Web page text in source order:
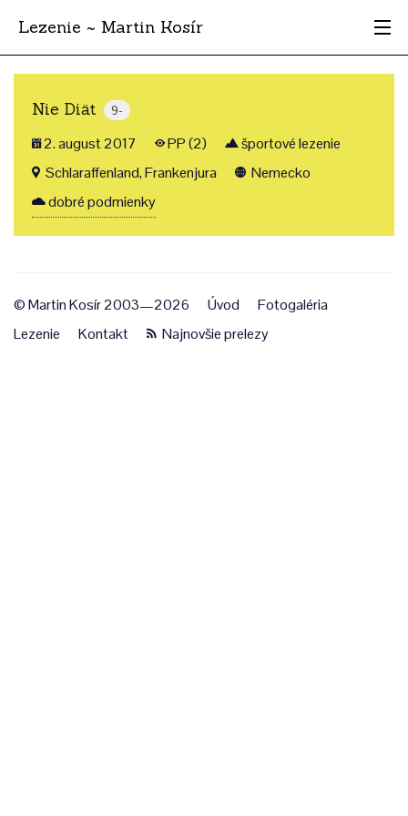
Lezenie ~ Martin Kosír
Najhodnotnejšie
Krajina
Štýl
Nie Diät 9-
2. august 2017 PP (2)
športové lezenie
Schlaraffenland, Frankenjura
Nemecko
dobré podmienky
© Martin Kosír 2003—2026 Úvod
Fotogaléria
Lezenie
Kontakt Najnovšie prelezy